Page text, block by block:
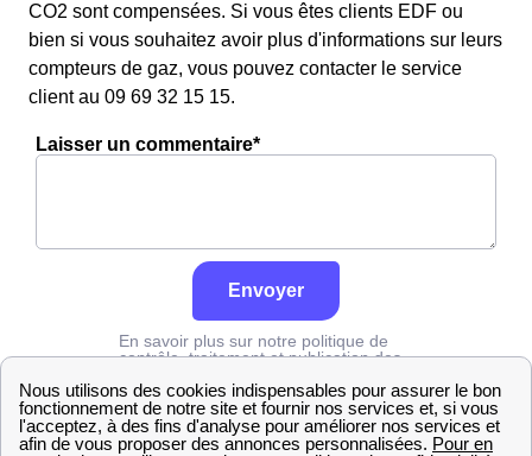
CO2 sont compensées. Si vous êtes clients EDF ou
bien si vous souhaitez avoir plus d'informations sur leurs
compteurs de gaz, vous pouvez contacter le service
client au 09 69 32 15 15.
Laisser un commentaire*
Envoyer
En savoir plus sur notre politique de
contrôle, traitement et publication des
Engie Alpes-Maritimes Cabris